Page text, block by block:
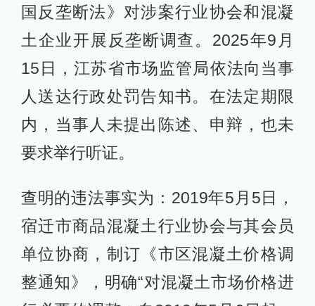
国反垄断法》对涉案行业协会和混凝
土企业开展反垄断调查。2025年9月
15日，江苏省市场监管局依法向当事
人送达行政处罚告知书。在法定期限
内，当事人未提出陈述、申辩，也未
要求举行听证。
查明的违法事实为：2019年5月5日，
宿迁市商品混凝土行业协会与其会员
单位协商，制订《市区混凝土价格调
整通知》，明确“对混凝土市场价格进